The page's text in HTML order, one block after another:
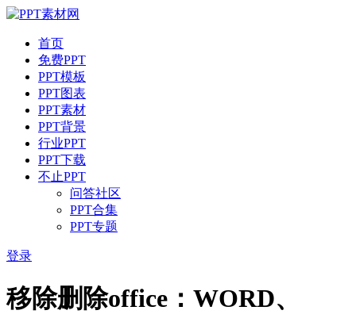
首页
免费PPT
PPT模板
PPT图表
PPT素材
PPT背景
行业PPT
PPT下载
不止PPT
问答社区
PPT合集
PPT专题
登录
移除删除office：WORD、